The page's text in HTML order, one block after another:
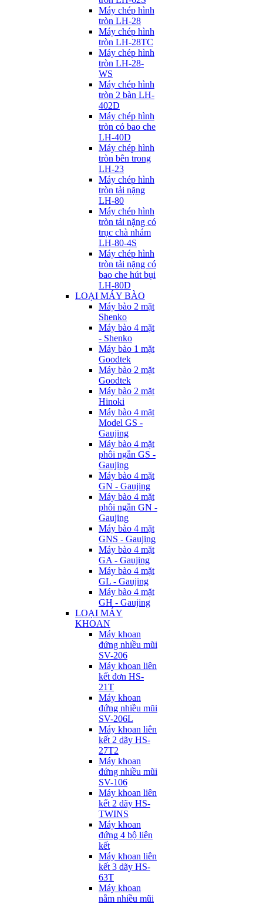
Máy chép hình
tròn LH-28
Máy chép hình
tròn LH-28TC
Máy chép hình
tròn LH-28-
WS
Máy chép hình
tròn 2 bàn LH-
402D
Máy chép hình
tròn có bao che
LH-40D
Máy chép hình
tròn bên trong
LH-23
Máy chép hình
tròn tải nặng
LH-80
Máy chép hình
tròn tải nặng có
trục chà nhám
LH-80-4S
Máy chép hình
tròn tải nặng có
bao che hút bụi
LH-80D
LOẠI MÁY BÀO
Máy bào 2 mặt
Shenko
Máy bào 4 mặt
- Shenko
Máy bào 1 mặt
Goodtek
Máy bào 2 mặt
Goodtek
Máy bào 2 mặt
Hinoki
Máy bào 4 mặt
Model GS -
Gaujing
Máy bào 4 mặt
phôi ngắn GS -
Gaujing
Máy bào 4 mặt
GN - Gaujing
Máy bào 4 mặt
phôi ngắn GN -
Gaujing
Máy bào 4 mặt
GNS - Gaujing
Máy bào 4 mặt
GA - Gaujing
Máy bào 4 mặt
GL - Gaujing
Máy bào 4 mặt
GH - Gaujing
LOẠI MÁY
KHOAN
Máy khoan
đứng nhiều mũi
SV-206
Máy khoan liên
kết đơn HS-
21T
Máy khoan
đứng nhiều mũi
SV-206L
Máy khoan liên
kết 2 dãy HS-
27T2
Máy khoan
đứng nhiều mũi
SV-106
Máy khoan liên
kết 2 dãy HS-
TWINS
Máy khoan
đứng 4 bộ liên
kết
Máy khoan liên
kết 3 dãy HS-
63T
Máy khoan
nằm nhiều mũi